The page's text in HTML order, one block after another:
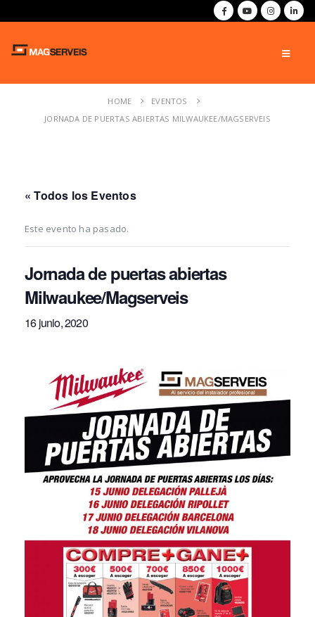
HOME
EVENTOS
JORNADA DE PUERTAS ABIERTAS MILWAUKEE/MAGSERVEIS
« Todos los Eventos
Este evento ha pasado.
Jornada de puertas abiertas
Milwaukee/Magserveis
16 junio, 2020